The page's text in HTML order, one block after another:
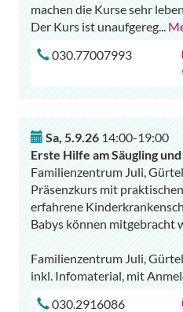
machen die Kurse sehr
Der Kurs ist unaufgereg...
030.77007993
Sa, 5.9.26 14:00-19:00
Erste Hilfe am Säugling
Familienzentrum Juli,
Präsenzkurs mit
erfahrene
Babys können mitgebracht
Familienzentrum Juli,
030.2916086